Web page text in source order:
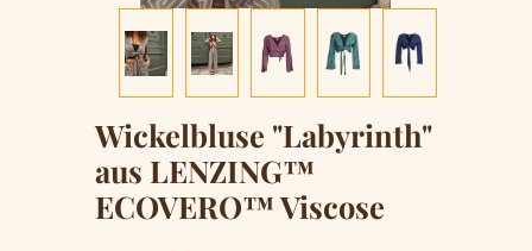
Wickelbluse "Labyrinth"
aus LENZING™
ECOVERO™ Viscose